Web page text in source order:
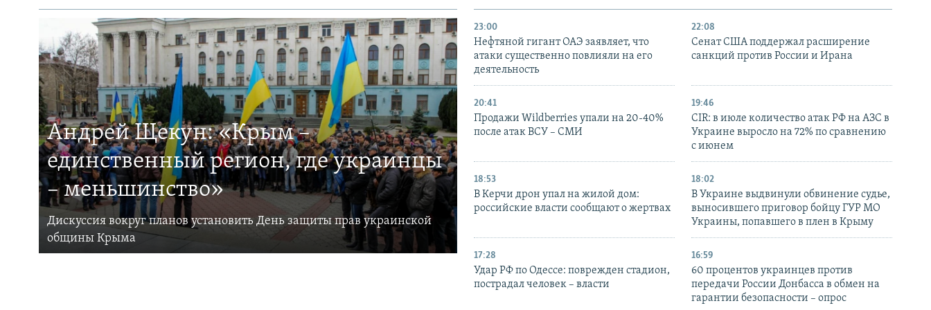
Андрей Щекун: «Крым –
единственный регион, где украинцы
– меньшинство»
Дискуссия вокруг планов установить День защиты прав украинской
общины Крыма
23:00
Нефтяной гигант ОАЭ заявляет, что
атаки существенно повлияли на его
деятельность
22:08
Сенат США поддержал расширение
санкций против России и Ирана
20:41
Продажи Wildberries упали на 20-40%
после атак ВСУ – СМИ
19:46
CIR: в июле количество атак РФ на АЗС в
Украине выросло на 72% по сравнению
с июнем
18:53
В Керчи дрон упал на жилой дом:
российские власти сообщают о жертвах
18:02
В Украине выдвинули обвинение судье,
выносившего приговор бойцу ГУР МО
Украины, попавшего в плен в Крыму
17:28
Удар РФ по Одессе: поврежден стадион,
пострадал человек – власти
16:59
60 процентов украинцев против
передачи России Донбасса в обмен на
гарантии безопасности – опрос